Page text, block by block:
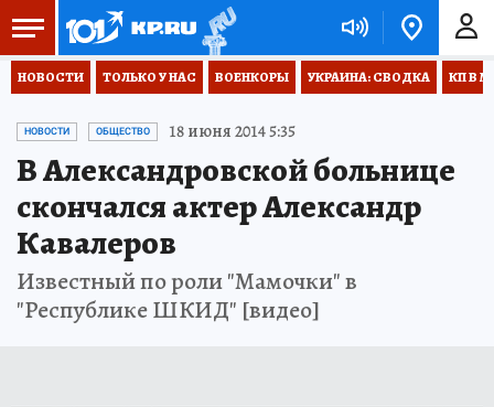
НОВОСТИ ТОЛЬКО У НАС ВОЕНКОРЫ УКРАИНА: СВОДКА КП В
НОВОСТИ ОБЩЕСТВО 18 июня 2014 5:35
В Александровской больнице
скончался актер Александр
Кавалеров
Известный по роли "Мамочки" в
"Республике ШКИД" [видео]